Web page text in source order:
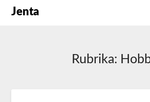
Jenta
Rubrika: